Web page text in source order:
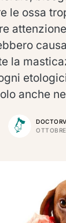
le ossa
la
anche